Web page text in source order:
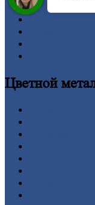
Рельсы
Цветной